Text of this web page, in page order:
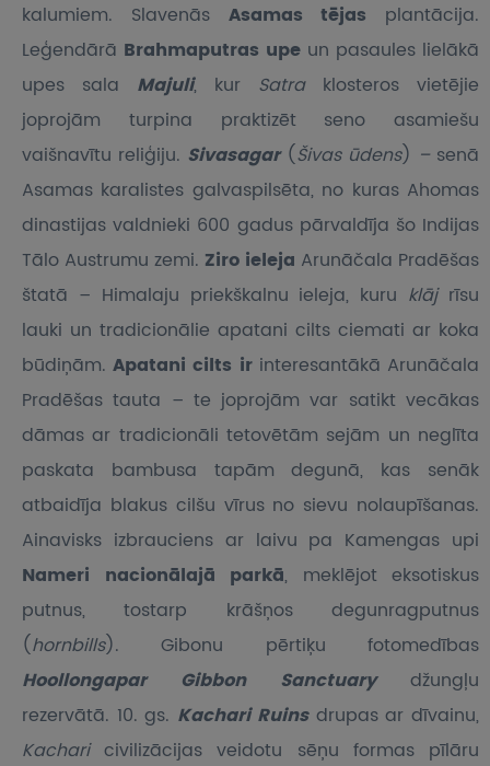
kalumiem. Slavenās Asamas tējas plantācija.
Leģendārā Brahmaputras upe un pasaules lielākā
upes sala Majuli, kur Satra klosteros vietējie
joprojām turpina praktizēt seno asamiešu
vaišnavītu reliģiju. Sivasagar (Šivas ūdens) – senā
Asamas karalistes galvaspilsēta, no kuras Ahomas
dinastijas valdnieki 600 gadus pārvaldīja šo Indijas
Tālo Austrumu zemi. Ziro ieleja Arunāčala Pradēšas
štatā – Himalaju priekškalnu ieleja, kuru klāj rīsu
lauki un tradicionālie apatani cilts ciemati ar koka
būdiņām.Apatani cilts ir interesantākā Arunāčala
Pradēšas tauta – te joprojām var satikt vecākas
dāmas ar tradicionāli tetovētām sejām un neglīta
paskata bambusa tapām degunā, kas senāk
atbaidīja blakus cilšu vīrus no sievu nolaupīšanas.
Ainavisks izbrauciens ar laivu pa Kamengas upi
Nameri nacionālajā parkā, meklējot eksotiskus
putnus, tostarp krāšņos degunragputnus
(hornbills). Gibonu pērtiķu fotomedības
Hoollongapar Gibbon Sanctuary džungļu
rezervātā. 10. gs. Kachari Ruins drupas ar dīvainu,
Kacharicivilizācijas veidotu sēņu formas pīlāru